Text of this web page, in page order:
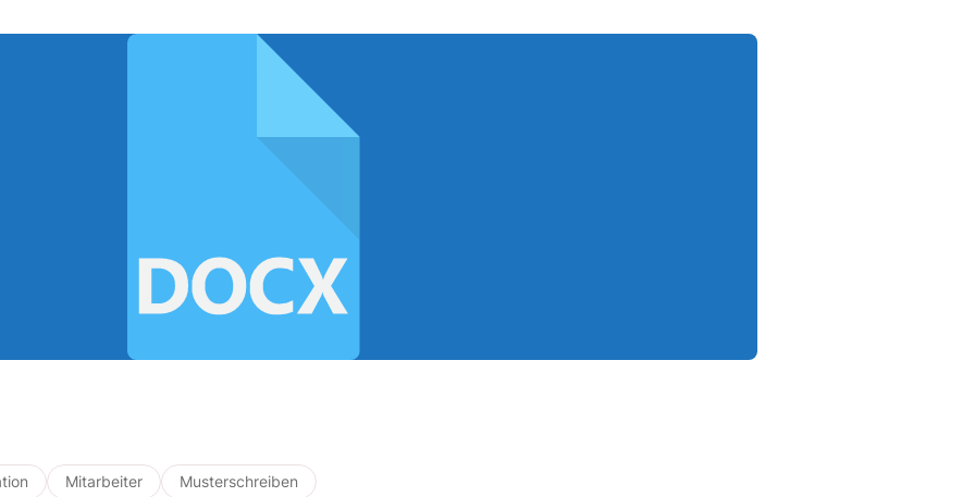
Mitarbeiter Musterschreiben